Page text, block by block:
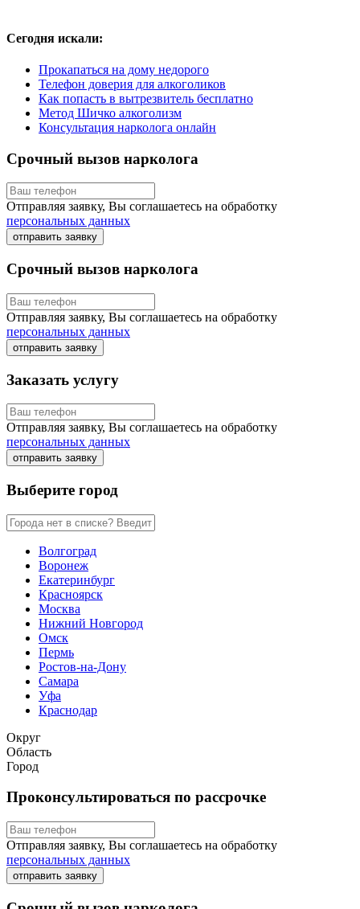
Сегодня искали:
Прокапаться на дому недорого
Телефон доверия для алкоголиков
Как попасть в вытрезвитель бесплатно
Метод Шичко алкоголизм
Консультация нарколога онлайн
Срочный вызов нарколога
Отправляя заявку, Вы соглашаетесь на обработку
персональных данных
отправить заявку
Срочный вызов нарколога
Отправляя заявку, Вы соглашаетесь на обработку
персональных данных
отправить заявку
Заказать услугу
Отправляя заявку, Вы соглашаетесь на обработку
персональных данных
отправить заявку
Выберите город
Волгоград
Воронеж
Екатеринбург
Красноярск
Москва
Нижний Новгород
Омск
Пермь
Ростов-на-Дону
Самара
Уфа
Краснодар
Округ
Область
Город
Проконсультироваться по рассрочке
Отправляя заявку, Вы соглашаетесь на обработку
персональных данных
отправить заявку